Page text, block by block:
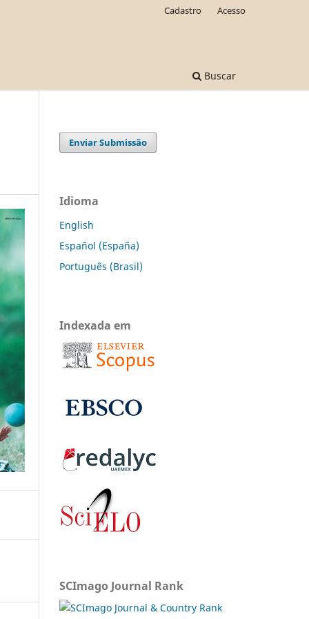
Buscar
Cadastro Acesso
Enviar Submissão
Idioma
English
Español (España)
Português (Brasil)
Indexada em
SCImago Journal Rank